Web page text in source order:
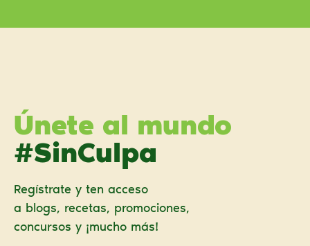
Únete al mundo
#SinCulpa
Regístrate y ten acceso
a blogs, recetas, promociones,
concursos y ¡mucho más!